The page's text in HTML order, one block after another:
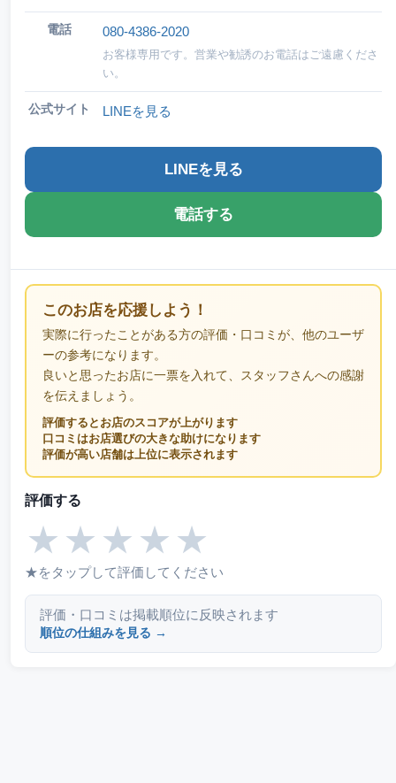
電話 080-4386-2020
お客様専用です。営業や勧誘のお電話はご遠慮くださ
い。
公式サイト LINEを見る
LINEを見る
電話する
このお店を応援しよう！
実際に行ったことがある方の評価・口コミが、他のユーザ
ーの参考になります。
良いと思ったお店に一票を入れて、スタッフさんへの感謝
を伝えましょう。
評価するとお店のスコアが上がります
口コミはお店選びの大きな助けになります
評価が高い店舗は上位に表示されます
評価する
★ ★ ★ ★ ★
★をタップして評価してください
評価・口コミは掲載順位に反映されます
順位の仕組みを見る →